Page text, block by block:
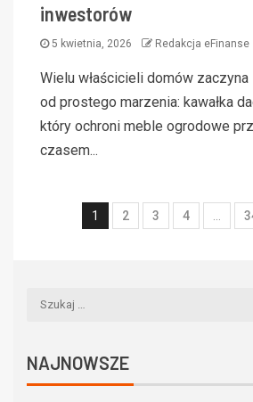
inwestorów
5 kwietnia, 2026 Redakcja eFinanse
Wielu właścicieli domów
od prostego marzenia: kawałka
który ochroni meble ogrodowe
czasem...
1 2 3 4
NAJNOWSZE